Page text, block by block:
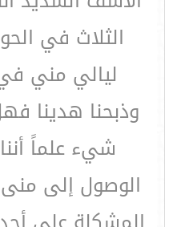
الثلاث في
ليالي مني
وذبحنا هدينا
شيء علماً
الوصول إلى